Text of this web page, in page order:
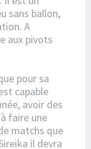
sans ballon,
A
aux pivots
pour sa
capable
avoir des
faire une
matchs que
il devra